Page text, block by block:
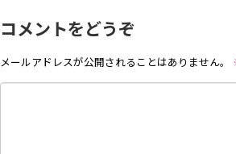
コメントをどうぞ
メールアドレスが公開されることはありません。